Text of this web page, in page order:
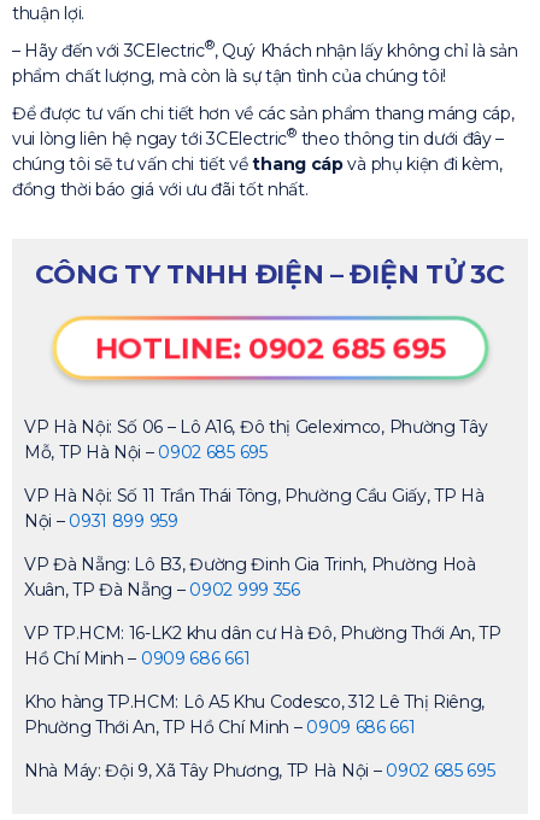
thuận lợi.
– Hãy đến với 3CElectric®, Quý Khách nhận lấy không chỉ là sản
phẩm chất lượng, mà còn là sự tận tình của chúng tôi!
Để được tư vấn chi tiết hơn về các sản phẩm thang máng cáp,
vui lòng liên hệ ngay tới 3CElectric®theo thông tin dưới đây –
chúng tôi sẽ tư vấn chi tiết vềthang cápvà phụ kiện đi kèm,
đồng thời báo giá với ưu đãi tốt nhất.
CÔNG TY TNHH ĐIỆN – ĐIỆN TỬ 3C
HOTLINE: 0902 685 695
VP Hà Nội: Số 06 – Lô A16, Đô thị Geleximco, Phường Tây
Mỗ, TP Hà Nội – 0902 685 695
VP Hà Nội: Số 11 Trần Thái Tông, Phường Cầu Giấy, TP Hà
Nội – 0931 899 959
VP Đà Nẵng: Lô B3, Đường Đinh Gia Trinh, Phường Hoà
Xuân, TP Đà Nẵng – 0902 999 356
VP TP.HCM: 16-LK2 khu dân cư Hà Đô, Phường Thới An, TP
Hồ Chí Minh – 0909 686 661
Kho hàng TP.HCM: Lô A5 Khu Codesco, 312 Lê Thị Riêng,
Phường Thới An, TP Hồ Chí Minh – 0909 686 661
Nhà Máy: Đội 9, Xã Tây Phương, TP Hà Nội – 0902 685 695